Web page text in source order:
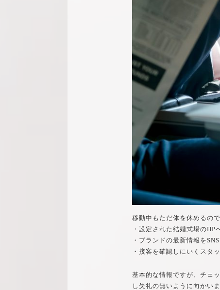
移動中もただ体を休めるの
・設定された結婚式場の
・ブランドの最新情報を
・接客を確認しにいくスタ
基本的な情報ですが、チェ
し失礼の無いように向かいま